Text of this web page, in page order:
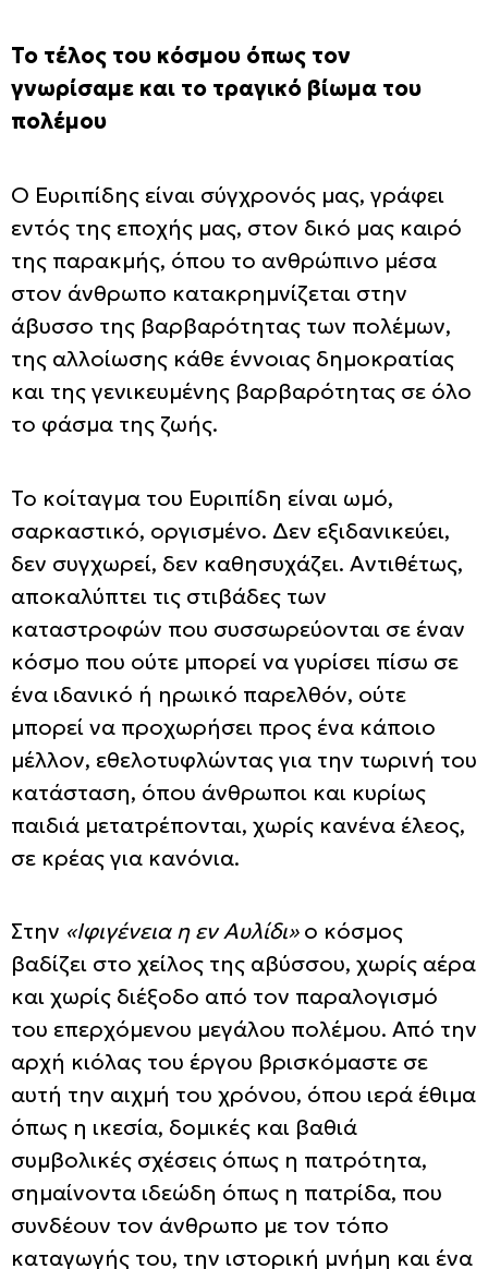
Το τέλος του κόσμου όπως τον
γνωρίσαμε και το τραγικό βίωμα του
πολέμου
Ο Ευριπίδης είναι σύγχρονός μας, γράφει
εντός της εποχής μας, στον δικό μας καιρό
της παρακμής, όπου το ανθρώπινο μέσα
στον άνθρωπο κατακρημνίζεται στην
άβυσσο της βαρβαρότητας των πολέμων,
της αλλοίωσης κάθε έννοιας δημοκρατίας
και της γενικευμένης βαρβαρότητας σε όλο
το φάσμα της ζωής.
Το κοίταγμα του Ευριπίδη είναι ωμό,
σαρκαστικό, οργισμένο. Δεν εξιδανικεύει,
δεν συγχωρεί, δεν καθησυχάζει. Αντιθέτως,
αποκαλύπτει τις στιβάδες των
καταστροφών που συσσωρεύονται σε έναν
κόσμο που ούτε μπορεί να γυρίσει πίσω σε
ένα ιδανικό ή ηρωικό παρελθόν, ούτε
μπορεί να προχωρήσει προς ένα κάποιο
μέλλον, εθελοτυφλώντας για την τωρινή του
κατάσταση, όπου άνθρωποι και κυρίως
παιδιά μετατρέπονται, χωρίς κανένα έλεος,
σε κρέας για κανόνια.
Στην «Ιφιγένεια η εν Αυλίδι»ο κόσμος
βαδίζει στο χείλος της αβύσσου, χωρίς αέρα
και χωρίς διέξοδο από τον παραλογισμό
του επερχόμενου μεγάλου πολέμου. Από την
αρχή κιόλας του έργου βρισκόμαστε σε
αυτή την αιχμή του χρόνου, όπου ιερά έθιμα
όπως η ικεσία, δομικές και βαθιά
συμβολικές σχέσεις όπως η πατρότητα,
σημαίνοντα ιδεώδη όπως η πατρίδα, που
συνδέουν τον άνθρωπο με τον τόπο
καταγωγής του, την ιστορική μνήμη και ένα